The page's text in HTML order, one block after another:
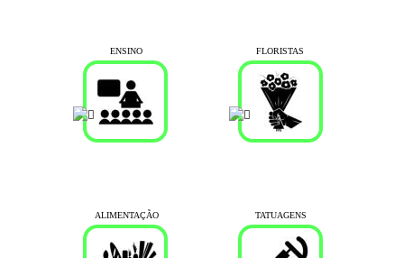
ENSINO FLORISTAS
ALIMENTAÇÃO TATUAGENS